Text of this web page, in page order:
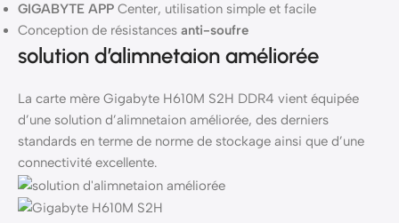
GIGABYTE APP Center, utilisation simple et facile
Conception de résistances anti-soufre
solution d’alimnetaion améliorée
La carte mère Gigabyte H610M S2H DDR4 vient équipée
d’une solution d’alimnetaion améliorée, des derniers
standards en terme de norme de stockage ainsi que d’une
connectivité excellente.